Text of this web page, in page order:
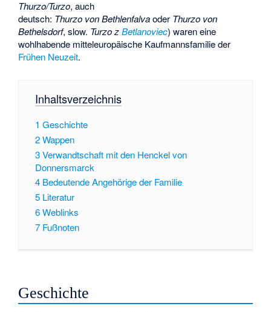
Thurzo/Turzo, auch
deutsch: Thurzo von Bethlenfalvaoder Thurzo von
Bethelsdorf, slow. Turzo zBetlanoviec) waren eine
wohlhabende mitteleuropäische Kaufmannsfamilie der
Frühen Neuzeit.
Inhaltsverzeichnis
1 Geschichte
2Wappen
3Verwandtschaft mit den Henckel von
Donnersmarck
4 Bedeutende Angehörige der Familie
5 Literatur
6Weblinks
7 Fußnoten
Geschichte